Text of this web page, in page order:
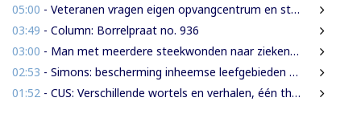
05:00 - Veteranen vragen eigen opvangcentrum en structurele steun: ‘Vandaag militair, morgen veteraan’
03:49 - Column: Borrelpraat no. 936
03:00 - Man met meerdere steekwonden naar ziekenhuis na ruzie bij discotheek
02:53 - Simons: bescherming inheemse leefgebieden en cultuur van nationaal belang
01:52 - CUS: Verschillende wortels en verhalen, één thuis